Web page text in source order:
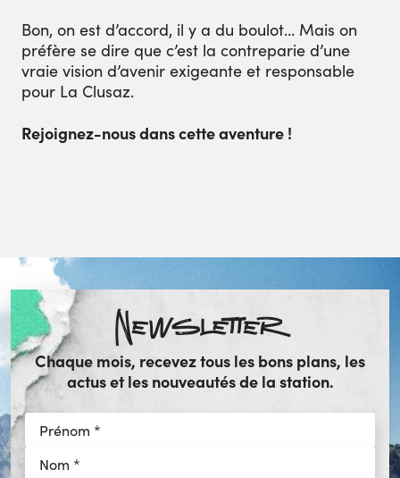
Bon, on est d’accord, il y a du boulot… Mais on
préfère se dire que c’est la contreparie d’une
vraie vision d’avenir exigeante et responsable
pour La Clusaz.
Rejoignez-nous dans cette aventure !
Newsletter
Chaque mois, recevez tous les bons plans, les
actus et les nouveautés de la station.